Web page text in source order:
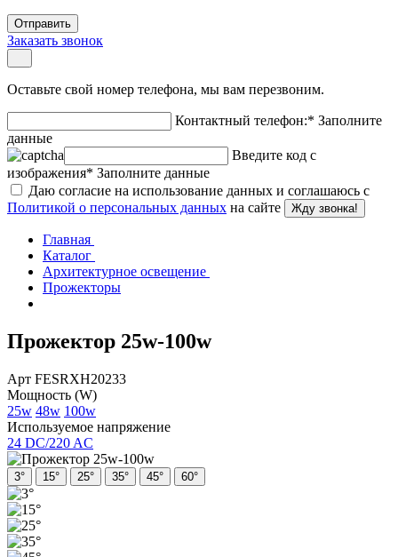
Отправить
Заказать звонок
Оставьте свой номер телефона, мы вам перезвоним.
Контактный телефон:* Заполните
данные
Введите код с
изображения* Заполните данные
Даю согласие на использование данных и соглашаюсь с
Политикой о персональных данных на сайте Жду звонка!
Главная
Каталог
Архитектурное освещение
Прожекторы
Прожектор 25w-100w
Арт FESRХН20233
Мощность (W)
25w 48w 100w
Используемое напряжение
24 DC/220 AC
3° 15° 25° 35° 45° 60°